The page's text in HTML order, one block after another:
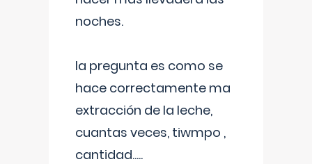
noches.
la pregunta es como se
hace correctamente ma
extracción de la leche,
cuantas veces, tiwmpo ,
cantidad.....